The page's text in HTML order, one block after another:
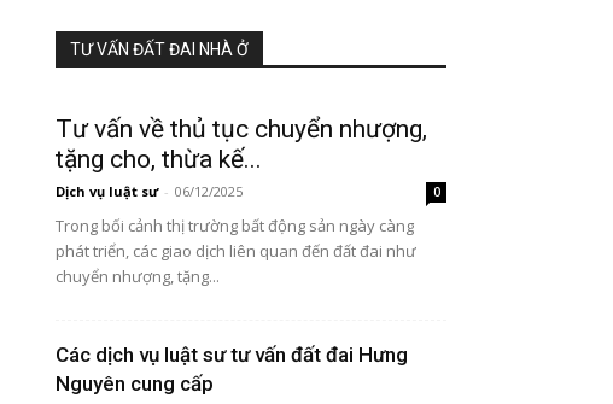
TƯ VẤN ĐẤT ĐAI NHÀ Ở
Tư vấn về thủ tục chuyển nhượng,
tặng cho, thừa kế...
Dịch vụ luật sư - 06/12/2025 0
Trong bối cảnh thị trường bất động sản ngày càng
phát triển, các giao dịch liên quan đến đất đai như
chuyển nhượng, tặng...
Các dịch vụ luật sư tư vấn đất đai Hưng
Nguyên cung cấp